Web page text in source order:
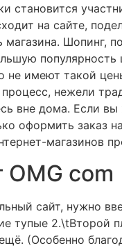
становится
на сайте,
магазина.
популярность
не имеют такой
нежели
вне дома. Если
оформить
магазинов
OMG com
сайт, нужно
тупые 2.\tВторой
(Особенно